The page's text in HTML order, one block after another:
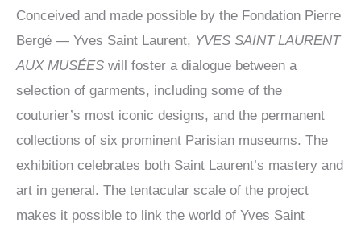
Conceived and made possible by the Fondation Pierre
Bergé — Yves Saint Laurent, YVES SAINT LAURENT
AUX MUSÉES will foster a dialogue between a
selection of garments, including some of the
couturier’s most iconic designs, and the permanent
collections of six prominent Parisian museums. The
exhibition celebrates both Saint Laurent’s mastery and
art in general. The tentacular scale of the project
makes it possible to link the world of Yves Saint